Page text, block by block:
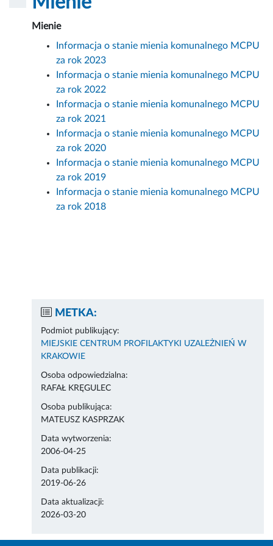
Mienie
Informacja o stanie mienia komunalnego MCPU
za rok 2023
Informacja o stanie mienia komunalnego MCPU
za rok 2022
Informacja o stanie mienia komunalnego MCPU
za rok 2021
Informacja o stanie mienia komunalnego MCPU
za rok 2020
Informacja o stanie mienia komunalnego MCPU
za rok 2019
Informacja o stanie mienia komunalnego MCPU
za rok 2018
METKA:
Podmiot publikujący:
MIEJSKIE CENTRUM PROFILAKTYKI UZALEŻNIEŃ W
KRAKOWIE
Osoba odpowiedzialna:
RAFAŁ KRĘGULEC
Osoba publikująca:
MATEUSZ KASPRZAK
Data wytworzenia:
2006-04-25
Data publikacji:
2019-06-26
Data aktualizacji:
2026-03-20